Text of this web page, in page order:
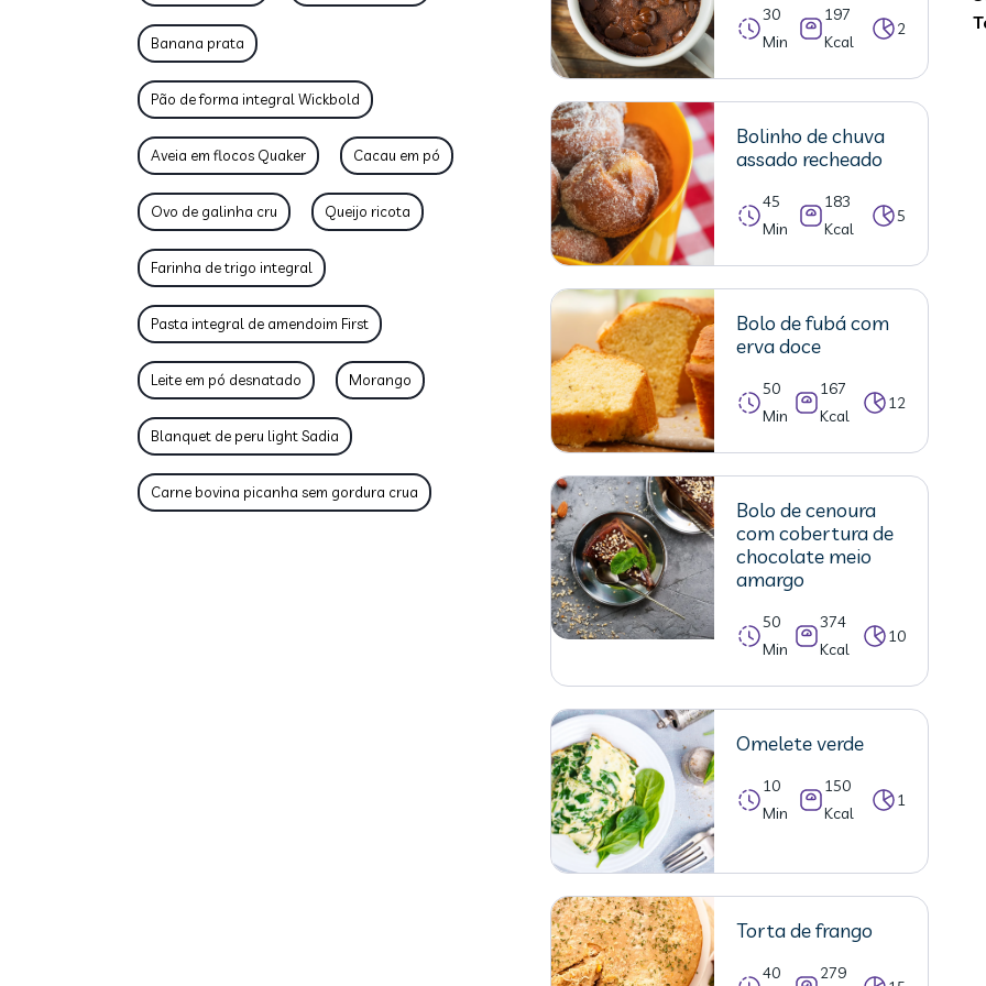
Banana prata
Pão de forma integral Wickbold
Aveia em flocos Quaker Cacau em pó
Ovo de galinha cru Queijo ricota
Farinha de trigo integral
Pasta integral de amendoim First
Leite em pó desnatado Morango
Blanquet de peru light Sadia
Carne bovina picanha sem gordura crua
30
Min
197
Kcal
2
Bolinho de chuva
assado recheado
45
Min
183
Kcal
5
Bolo de fubá com
erva doce
50
Min
167
Kcal
12
Bolo de cenoura
com cobertura de
chocolate meio
amargo
50
Min
374
Kcal
10
Omelete verde
10
Min
150
Kcal
1
Torta de frango
40 279